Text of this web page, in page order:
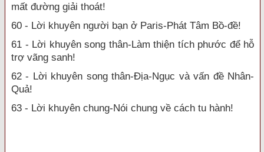
mất đường giải thoát!
60 - Lời khuyên người bạn ở Paris-Phát Tâm Bồ-đề!
61 - Lời khuyên song thân-Làm thiện tích phước để hỗ
trợ vãng sanh!
62 - Lời khuyên song thân-Địa-Ngục và vấn đề Nhân-
Quả!
63 - Lời khuyên chung-Nói chung về cách tu hành!